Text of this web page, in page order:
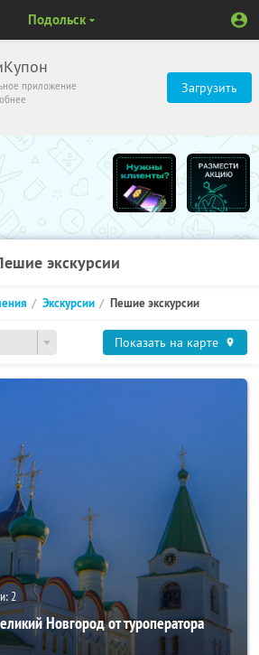
приложение
Загрузить
Подольск
экскурсии
Экскурсии Пешие экскурсии
Показать на карте
2
Новгород от туроператора